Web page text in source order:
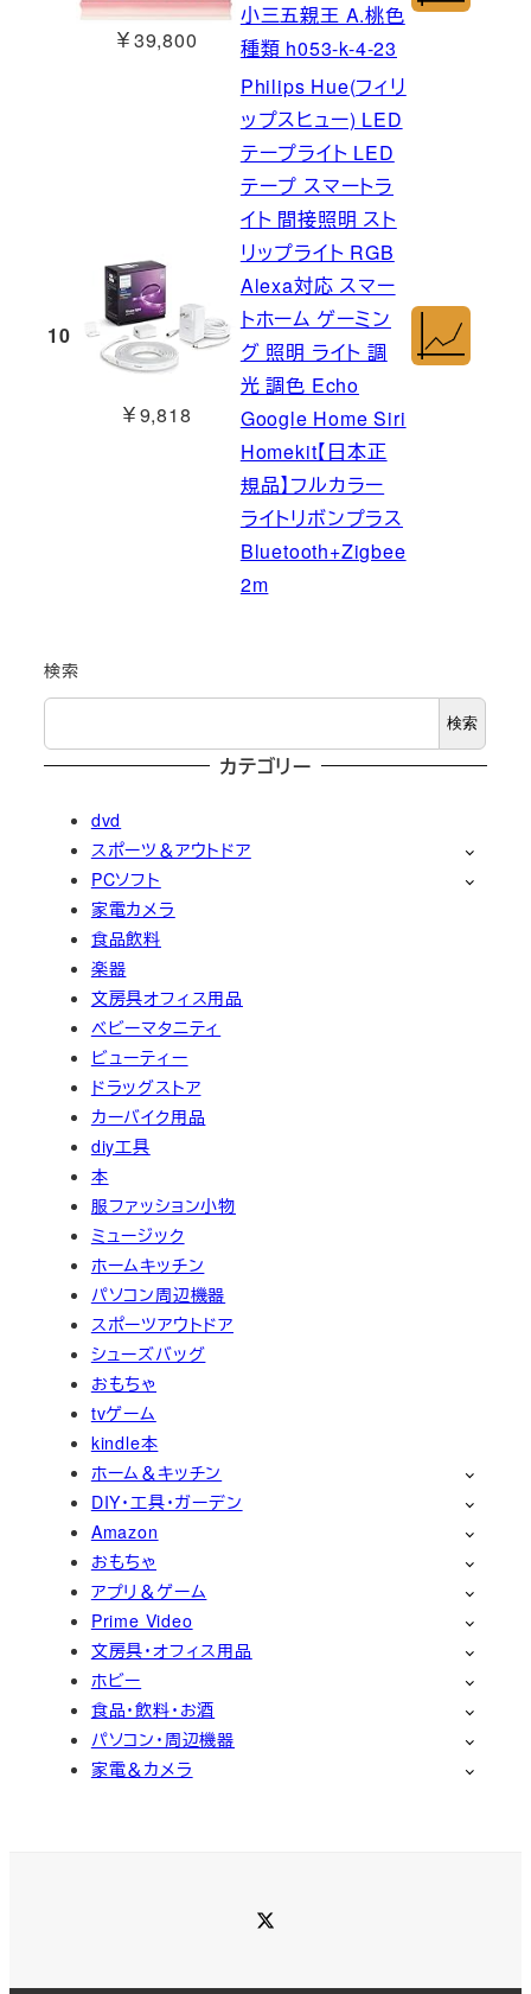
￥39,800
小三五親王 A.桃色
種類 h053-k-4-23
10
￥9,818
Philips Hue(フィリ
ップスヒュー) LED
テープライト LED
テープ スマートラ
イト 間接照明 スト
リップライト RGB
Alexa対応 スマー
トホーム ゲーミン
グ 照明 ライト 調
光 調色 Echo
Google Home Siri
Homekit【日本正
規品】フルカラー
ライトリボンプラス
Bluetooth+Zigbee
2m
検索
検索
カテゴリー
dvd
スポーツ＆アウトドア
PCソフト
家電カメラ
食品飲料
楽器
文房具オフィス用品
ベビーマタニティ
ビューティー
ドラッグストア
カーバイク用品
diy工具
本
服ファッション小物
ミュージック
ホームキッチン
パソコン周辺機器
スポーツアウトドア
シューズバッグ
おもちゃ
tvゲーム
kindle本
ホーム＆キッチン
DIY・工具・ガーデン
Amazon
おもちゃ
アプリ＆ゲーム
Prime Video
文房具・オフィス用品
ホビー
食品・飲料・お酒
パソコン・周辺機器
家電＆カメラ